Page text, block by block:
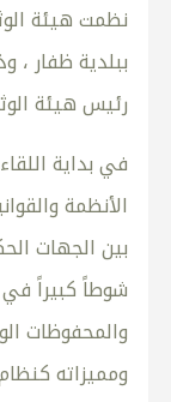
نظمت هيئة
ببلدية ظفار
رئيس هيئة
في بداية
الأنظمة
بين الجهات
شوطاً كبيراً
والمحفوظات
ومميزاته